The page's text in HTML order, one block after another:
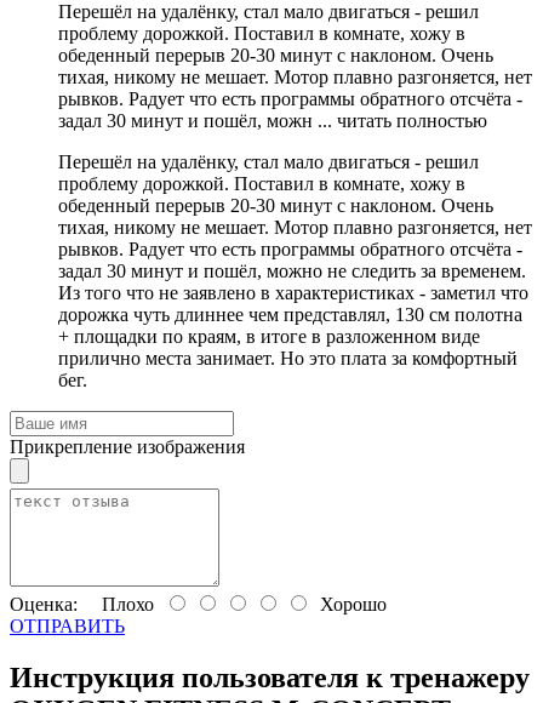
Перешёл на удалёнку, стал мало двигаться - решил
проблему дорожкой. Поставил в комнате, хожу в
обеденный перерыв 20-30 минут с наклоном. Очень
тихая, никому не мешает. Мотор плавно разгоняется, нет
рывков. Радует что есть программы обратного отсчёта -
задал 30 минут и пошёл, можн ... читать полностью
Перешёл на удалёнку, стал мало двигаться - решил
проблему дорожкой. Поставил в комнате, хожу в
обеденный перерыв 20-30 минут с наклоном. Очень
тихая, никому не мешает. Мотор плавно разгоняется, нет
рывков. Радует что есть программы обратного отсчёта -
задал 30 минут и пошёл, можно не следить за временем.
Из того что не заявлено в характеристиках - заметил что
дорожка чуть длиннее чем представлял, 130 см полотна
+ площадки по краям, в итоге в разложенном виде
прилично места занимает. Но это плата за комфортный
бег.
Прикрепление изображения
Оценка: Плохо
Хорошо
ОТПРАВИТЬ
Инструкция пользователя к тренажеру